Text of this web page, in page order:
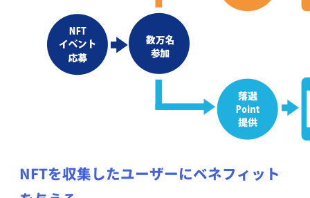
NFTを収集したユーザーにベネフィット